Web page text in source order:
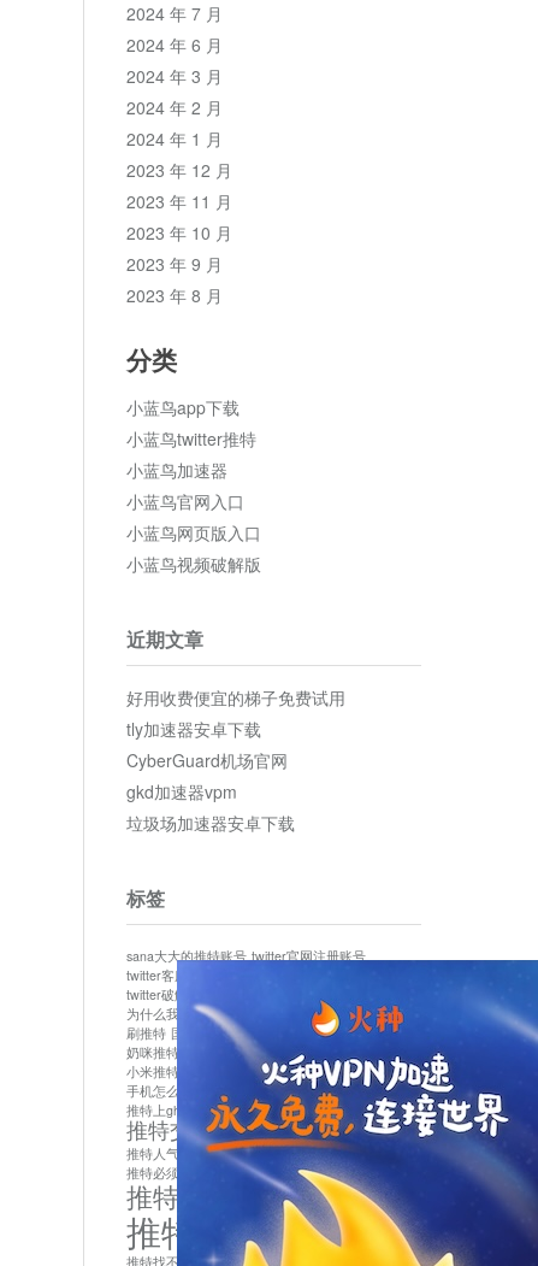
2024 年 7 月
2024 年 6 月
2024 年 3 月
2024 年 2 月
2024 年 1 月
2023 年 12 月
2023 年 11 月
2023 年 10 月
2023 年 9 月
2023 年 8 月
分类
小蓝鸟app下载
小蓝鸟twitter推特
小蓝鸟加速器
小蓝鸟官网入口
小蓝鸟网页版入口
小蓝鸟视频破解版
近期文章
好用收费便宜的梯子免费试用
tly加速器安卓下载
CyberGuard机场官网
gkd加速器vpm
垃圾场加速器安卓下载
标签
sana大大的推特账号 twitter官网注册账号
twitter客服
twitter破解版下载
为什么我推特无法保存设置
作者sana推特是什么
刷推特 国内为什么不能用twitter 国内能用twitter吗
奶咪推特
如何找回推特密码
小米推特闪退是怎么回事 怎么看推特上的视频
手机怎么注册推特账号
推特devil
推特上ghs的女博主
推特交友软件app下载
推特人气萌货小蔡头喵喵喵 推特实名制
推特必须用外网吗
推特怎么取消关联手机号
推特怎么看敏感内容苹果
推特找不到账号 推特注册必须要手机号